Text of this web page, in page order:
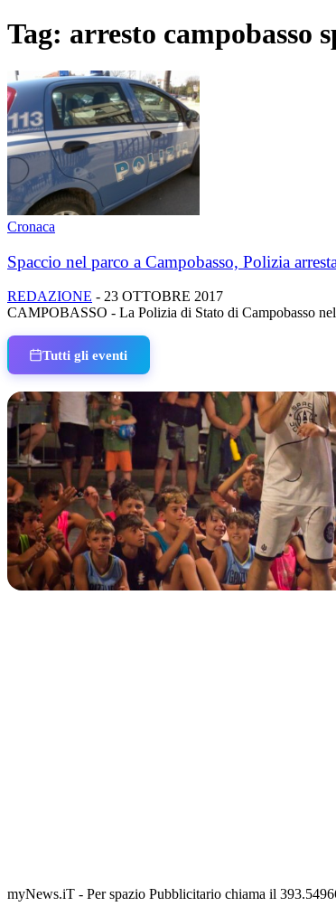
Tag: arresto campobasso
Cronaca
Spaccio nel parco a Campobasso, Polizia
REDAZIONE - 23 OTTOBRE 2017
CAMPOBASSO - La Polizia di Stato di Campobasso
Tutti gli eventi
myNews.iT - Per spazio Pubblicitario chiama il